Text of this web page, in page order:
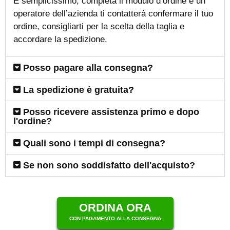
operatore dell’azienda ti contatterà confermare il tuo
ordine, consigliarti per la scelta della taglia e
accordare la spedizione.
Posso pagare alla consegna?
La spedizione è gratuita?
Posso ricevere assistenza primo e dopo
l'ordine?
Quali sono i tempi di consegna?
Se non sono soddisfatto dell'acquisto?
ORDINA ORA
CON PAGAMENTO ALLA CONSEGNA